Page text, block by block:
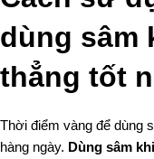
dùng sâm
thẳng tốt
Thời điểm vàng để dùng
hàng ngày. Dùng sâm